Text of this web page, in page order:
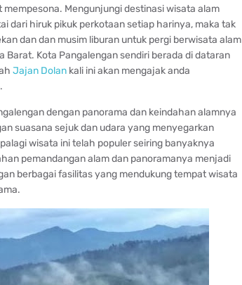
Mengunjungi destinasi wisata alam
dari hiruk pikuk perkotaan setiap harinya, maka tak
dan dan musim liburan untuk pergi berwisata alam
Kota Pangalengan sendiri berada di dataran
Jajan Dolankali ini akan mengajak anda
dengan panorama dan keindahan alamnya
suasana sejuk dan udara yang menyegarkan
wisata ini telah populer seiring banyaknya
pemandangan alam dan panoramanya menjadi
berbagai fasilitas yang mendukung tempat wisata